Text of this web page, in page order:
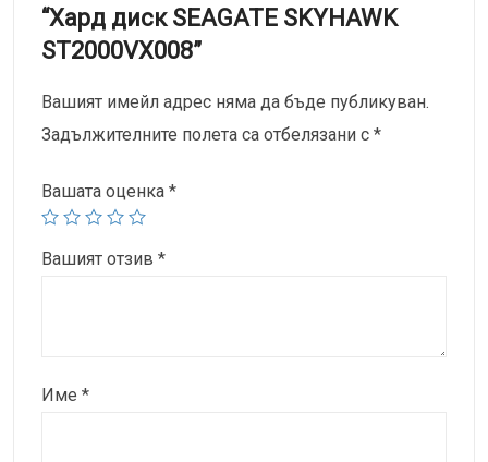
“Хард диск SEAGATE SKYHAWK
ST2000VX008”
Вашият имейл адрес няма да бъде публикуван.
Задължителните полета са отбелязани с *
Вашата оценка *
Вашият отзив *
Име *